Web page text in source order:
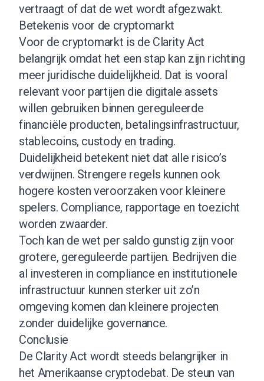
vertraagt of dat de wet wordt afgezwakt.
Betekenis voor de cryptomarkt
Voor de cryptomarkt is de Clarity Act
belangrijk omdat het een stap kan zijn richting
meer juridische duidelijkheid. Dat is vooral
relevant voor partijen die digitale assets
willen gebruiken binnen gereguleerde
financiële producten, betalingsinfrastructuur,
stablecoins, custody en trading.
Duidelijkheid betekent niet dat alle risico’s
verdwijnen. Strengere regels kunnen ook
hogere kosten veroorzaken voor kleinere
spelers. Compliance, rapportage en toezicht
worden zwaarder.
Toch kan de wet per saldo gunstig zijn voor
grotere, gereguleerde partijen. Bedrijven die
al investeren in compliance en institutionele
infrastructuur kunnen sterker uit zo’n
omgeving komen dan kleinere projecten
zonder duidelijke governance.
Conclusie
De Clarity Act wordt steeds belangrijker in
het Amerikaanse cryptodebat. De steun van